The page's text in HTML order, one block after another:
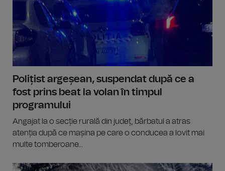
Polițist argeșean, suspendat după ce a
fost prins beat la volan în timpul
programului
Angajat la o secție rurală din județ, bărbatul a atras
atenția după ce mașina pe care o conducea a lovit mai
multe tomberoane...